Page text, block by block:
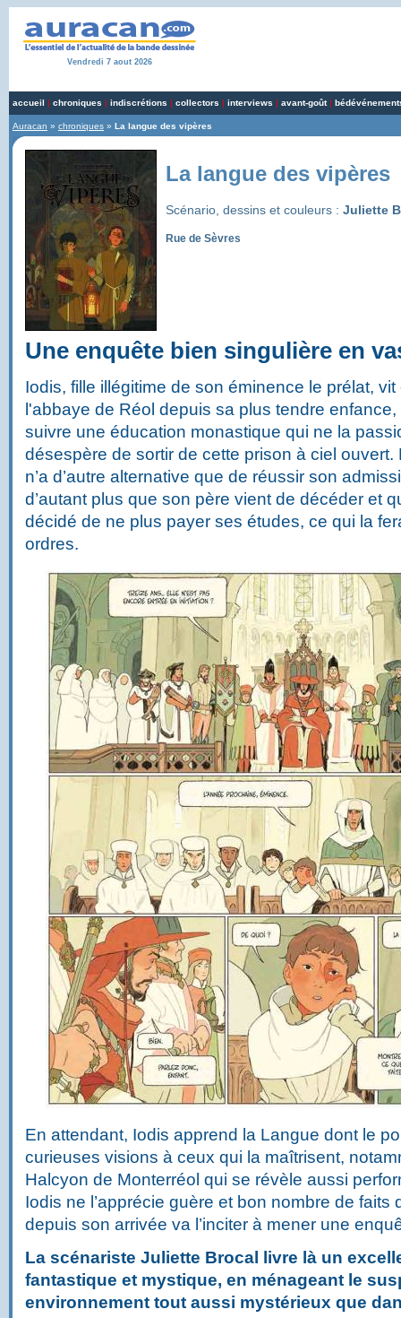
Vendredi 7 aout 2026
accueil | chroniques | indiscrétions | collectors | interviews | avant-goût|
Auracan » chroniques » La langue des vipères
La langue des vipères
Scénario, dessins et couleurs : Juliette
Rue de Sèvres
Une enquête bien singulière en
Iodis, fille illégitime de son éminence le prélat,
l'abbaye de Réol depuis sa plus tendre
suivre une éducation monastique qui ne la
désespère de sortir de cette prison à ciel ouvert.
n’a d’autre alternative que de réussir son
d’autant plus que son père vient de décéder et
décidé de ne plus payer ses études, ce qui la
ordres.
En attendant, Iodis apprend la Langue dont le
curieuses visions à ceux qui la maîtrisent,
Halcyon de Monterréol qui se révèle aussi
Iodis ne l’apprécie guère et bon nombre de faits
depuis son arrivée va l’inciter à mener une
La scénariste Juliette Brocal livre là un
fantastique et mystique, en ménageant le
environnement tout aussi mystérieux que